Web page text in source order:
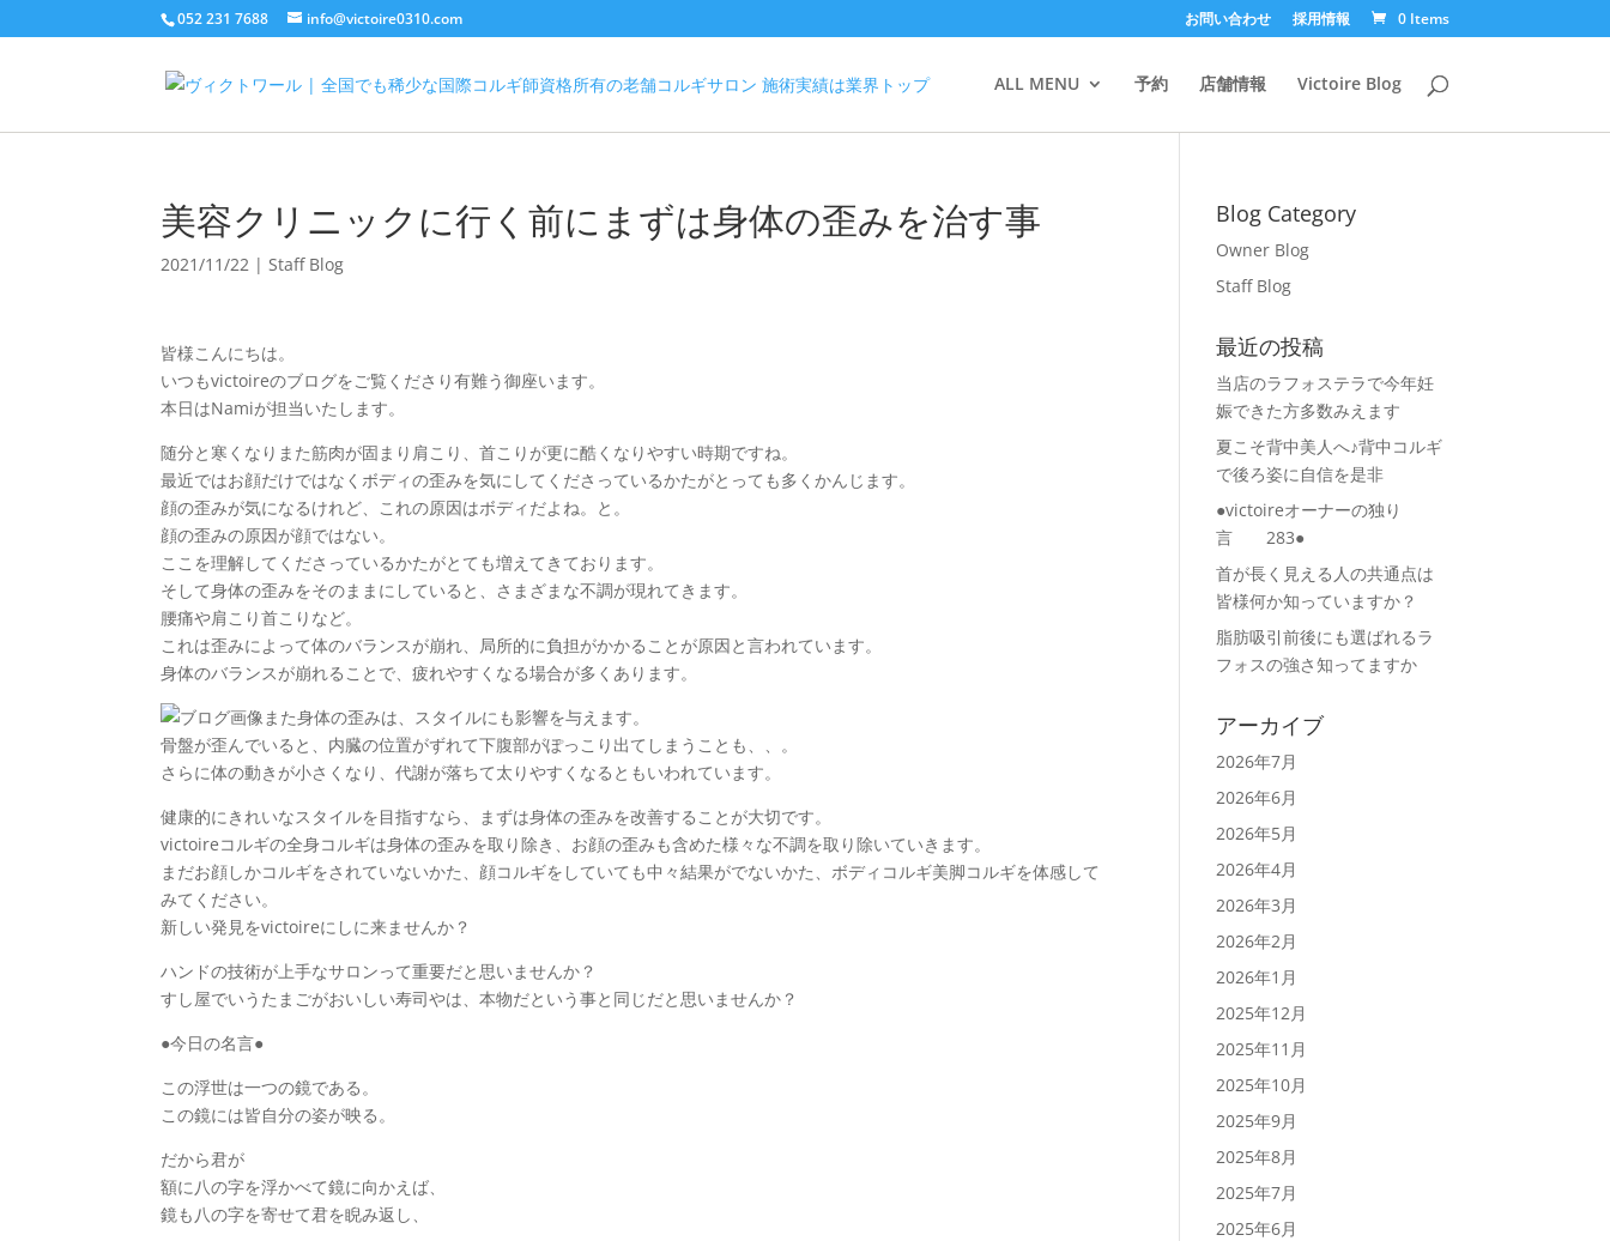
052 231 7688 info@victoire0310.com お問い合わせ 採用情報 0 Items
ALL MENU 予約 店舗情報 Victoire Blog
美容クリニックに行く前にまずは身体の歪みを治す事
2021/11/22 |Staff Blog
皆様こんにちは。
いつもvictoireのブログをご覧くださり有難う御座います。
本日はNamiが担当いたします。
随分と寒くなりまた筋肉が固まり肩こり、首こりが更に酷くなりやすい時期ですね。
最近ではお顔だけではなくボディの歪みを気にしてくださっているかたがとっても多くかんじます。
顔の歪みが気になるけれど、これの原因はボディだよね。と。
顔の歪みの原因が顔ではない。
ここを理解してくださっているかたがとても増えてきております。
そして身体の歪みをそのままにしていると、さまざまな不調が現れてきます。
腰痛や肩こり首こりなど。
これは歪みによって体のバランスが崩れ、局所的に負担がかかることが原因と言われています。
身体のバランスが崩れることで、疲れやすくなる場合が多くあります。
また身体の歪みは、スタイルにも影響を与えます。
骨盤が歪んでいると、内臓の位置がずれて下腹部がぽっこり出てしまうことも、、。
さらに体の動きが小さくなり、代謝が落ちて太りやすくなるともいわれています。
健康的にきれいなスタイルを目指すなら、まずは身体の歪みを改善することが大切です。
victoireコルギの全身コルギは身体の歪みを取り除き、お顔の歪みも含めた様々な不調を取り除いていきます。
まだお顔しかコルギをされていないかた、顔コルギをしていても中々結果がでないかた、ボディコルギ美脚コルギを体感して
みてください。
新しい発見をvictoireにしに来ませんか？
ハンドの技術が上手なサロンって重要だと思いませんか？
すし屋でいうたまごがおいしい寿司やは、本物だという事と同じだと思いませんか？
●今日の名言●
この浮世は一つの鏡である。
この鏡には皆自分の姿が映る。
だから君が
額に八の字を浮かべて鏡に向かえば、
鏡も八の字を寄せて君を睨み返し、
Blog Category
Owner Blog
Staff Blog
最近の投稿
当店のラフォステラで今年妊
娠できた方多数みえます
夏こそ背中美人へ♪背中コルギ
で後ろ姿に自信を是非
●victoireオーナーの独り
言 283●
首が長く見える人の共通点は
皆様何か知っていますか？
脂肪吸引前後にも選ばれるラ
フォスの強さ知ってますか
アーカイブ
2026年7月
2026年6月
2026年5月
2026年4月
2026年3月
2026年2月
2026年1月
2025年12月
2025年11月
2025年10月
2025年9月
2025年8月
2025年7月
2025年6月